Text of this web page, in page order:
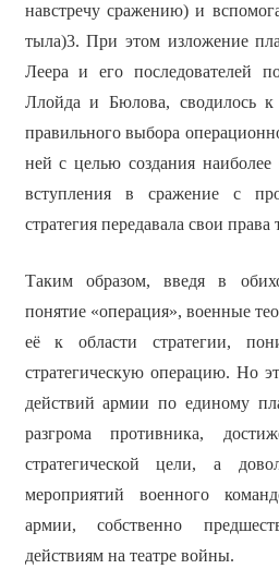
навстречу сражению) и
тыла)3. При этом изложение
Леера и его последователей
Ллойда и Бюлова, сводилось
правильного выбора
ней с целью создания наиболее
вступления в сражение с
стратегия передавала свои права
Таким образом, введя в
понятие «операция», военные
её к области стратегии,
стратегическую операцию. Но
действий армии по единому
разгрома противника,
стратегической цели, а
мероприятий военного
армии, собственно
действиям на театре войны.